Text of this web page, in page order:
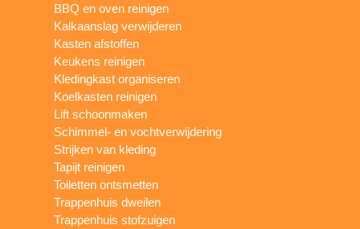
BBQ en oven reinigen
Kalkaanslag verwijderen
Kasten afstoffen
Keukens reinigen
Kledingkast organiseren
Koelkasten reinigen
Lift schoonmaken
Schimmel- en vochtverwijdering
Strijken van kleding
Tapijt reinigen
Toiletten ontsmetten
Trappenhuis dweilen
Trappenhuis stofzuigen